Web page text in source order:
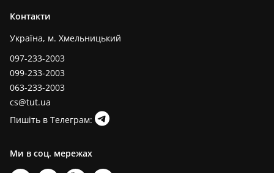
Контакти
Україна, м. Хмельницький
097-233-2003
099-233-2003
063-233-2003
cs@tut.ua
Пишіть в Телеграм:
Ми в соц. мережах